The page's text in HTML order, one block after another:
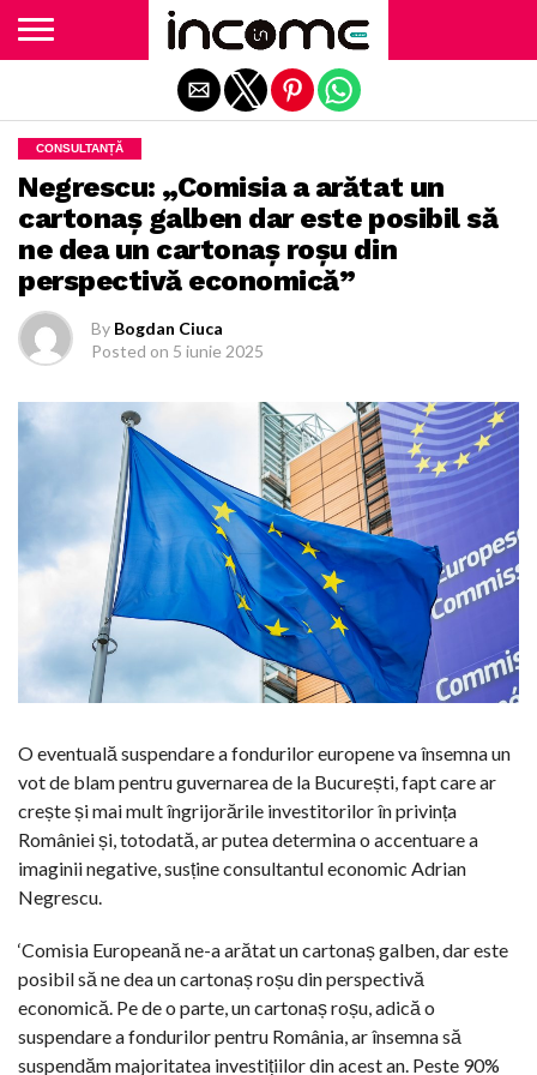
CONSULTANȚĂ
Negrescu: „Comisia a arătat un
cartonaș galben dar este posibil să
ne dea un cartonaș roșu din
perspectivă economică”
By Bogdan Ciuca
Posted on 5 iunie 2025
O eventuală suspendare a fondurilor europene va însemna un
vot de blam pentru guvernarea de la București, fapt care ar
crește și mai mult îngrijorările investitorilor în privința
României și, totodată, ar putea determina o accentuare a
imaginii negative, susține consultantul economic Adrian
Negrescu.
‘Comisia Europeană ne-a arătat un cartonaș galben, dar este
posibil să ne dea un cartonaș roșu din perspectivă
economică. Pe de o parte, un cartonaș roșu, adică o
suspendare a fondurilor pentru România, ar însemna să
suspendăm majoritatea investițiilor din acest an. Peste 90%
Exit mobile version